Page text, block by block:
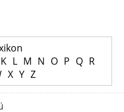
K L M N O P Q R
X Y Z